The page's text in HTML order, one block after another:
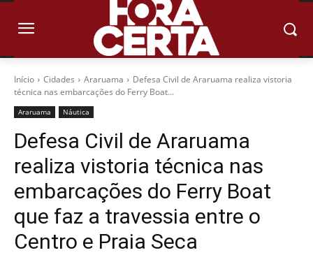
Início Cidades Araruama
Defesa Civil de Araruama realiza vistoria
técnica nas embarcações do Ferry Boat...
Araruama Náutica
Defesa Civil de Araruama
realiza vistoria técnica nas
embarcações do Ferry Boat
que faz a travessia entre o
Centro e Praia Seca